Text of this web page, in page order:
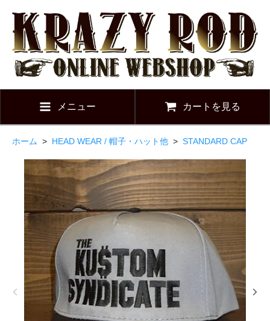
メニュー カートを見る
ホーム > HEAD WEAR / 帽子・ハット他 > STANDARD CAP